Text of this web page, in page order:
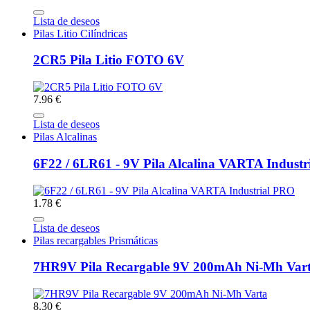
Lista de deseos
Pilas Litio Cilíndricas
2CR5 Pila Litio FOTO 6V
7.96 €
Lista de deseos
Pilas Alcalinas
6F22 / 6LR61 - 9V Pila Alcalina VARTA
1.78 €
Lista de deseos
Pilas recargables Prismáticas
7HR9V Pila Recargable 9V 200mAh Ni-Mh
8.30 €